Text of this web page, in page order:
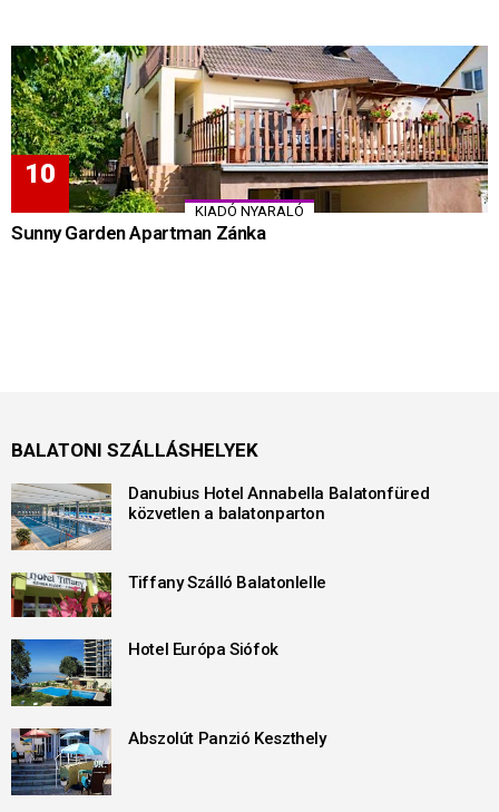
KIADÓ NYARALÓ
Sunny Garden Apartman Zánka
BALATONI SZÁLLÁSHELYEK
Danubius Hotel Annabella Balatonfüred
közvetlen a balatonparton
Tiffany Szálló Balatonlelle
Hotel Európa Siófok
Abszolút Panzió Keszthely